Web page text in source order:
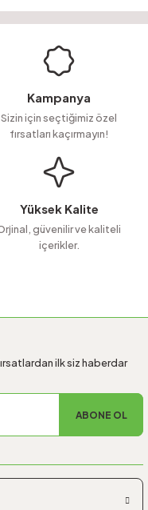
Kampanya
Sizin için seçtiğimiz özel
fırsatları kaçırmayın!
Yüksek Kalite
güvenilir ve kaliteli
içerikler.
ilk siz haberdar
ABONE OL